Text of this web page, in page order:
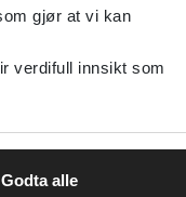
gjør at vi kan
verdifull innsikt som
Godta alle